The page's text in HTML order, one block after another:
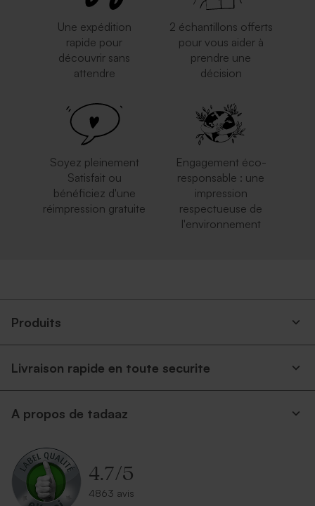
Enveloppe rose pâle
Une expédition
rapide pour
découvrir sans
attendre
2 échantillons offerts
pour vous aider à
prendre une
décision
Soyez pleinement
Satisfait ou
bénéficiez d'une
réimpression gratuite
Engagement éco-
responsable : une
impression
respectueuse de
l'environnement
Produits
Livraison rapide en toute securite
A propos de tadaaz
4.7/5
4863 avis